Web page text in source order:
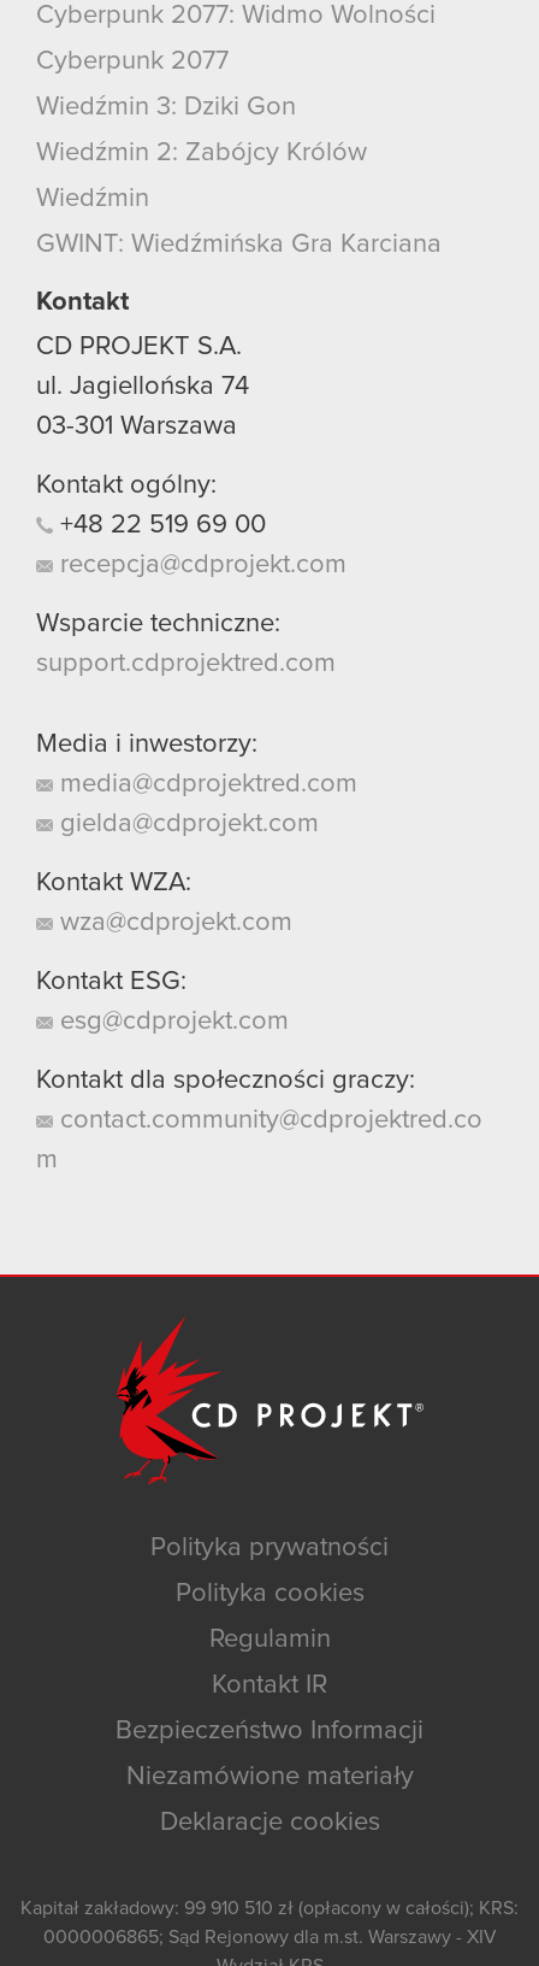
Cyberpunk 2077: Widmo Wolności
Cyberpunk 2077
Wiedźmin 3: Dziki Gon
Wiedźmin 2: Zabójcy Królów
Wiedźmin
GWINT: Wiedźmińska Gra Karciana
Kontakt
CD PROJEKT S.A.
ul. Jagiellońska 74
03-301 Warszawa
Kontakt ogólny:
+48 22 519 69 00
recepcja@cdprojekt.com
Wsparcie techniczne:
support.cdprojektred.com
Media i inwestorzy:
media@cdprojektred.com
gielda@cdprojekt.com
Kontakt WZA:
wza@cdprojekt.com
Kontakt ESG:
esg@cdprojekt.com
Kontakt dla społeczności graczy:
contact.community@cdprojektred.co
m
Polityka prywatności
Polityka cookies
Regulamin
Kontakt IR
Bezpieczeństwo Informacji
Niezamówione materiały
Deklaracje cookies
Kapitał zakładowy: 99 910 510 zł (opłacony w całości); KRS:
0000006865; Sąd Rejonowy dla m.st. Warszawy - XIV